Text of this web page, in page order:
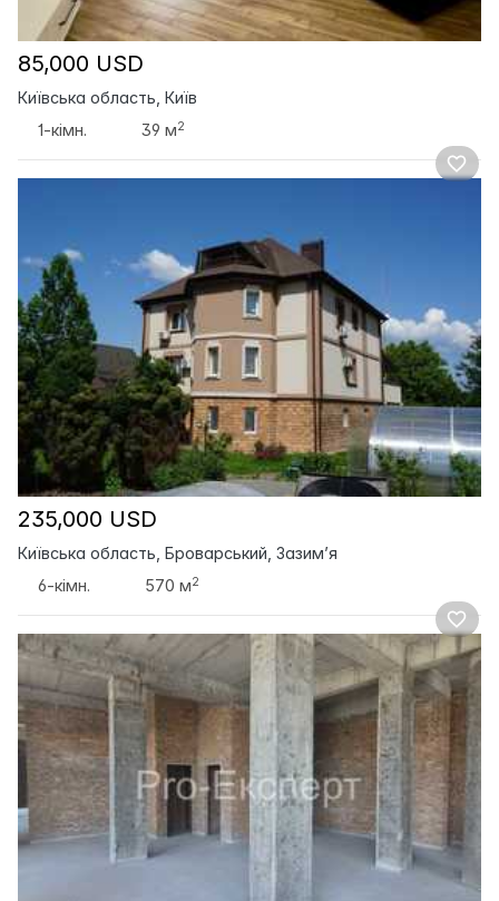
85,000 USD
Київська область, Київ
1-кімн.
39 м2
235,000 USD
Київська область, Броварський, Зазим’я
6-кімн.
570 м2